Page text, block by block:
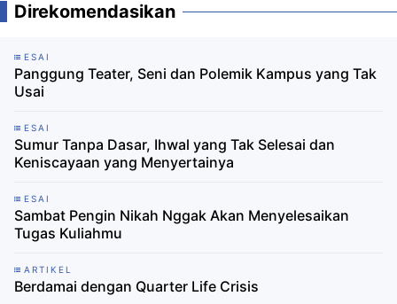
Direkomendasikan
ESAI
Panggung Teater, Seni dan Polemik Kampus yang Tak
Usai
ESAI
Sumur Tanpa Dasar, Ihwal yang Tak Selesai dan
Keniscayaan yang Menyertainya
ESAI
Sambat Pengin Nikah Nggak Akan Menyelesaikan
Tugas Kuliahmu
ARTIKEL
Berdamai dengan Quarter Life Crisis